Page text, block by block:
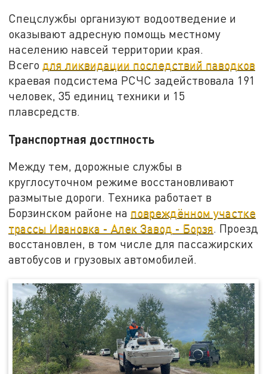
Спецслужбы организуют водоотведение и
оказывают адресную помощь местному
населению навсей территории края.
Всего для ликвидации последствий паводков
краевая подсистема РСЧС задействовала 191
человек, 35 единиц техники и 15
плавсредств.
Транспортная достпность
Между тем, дорожные службы в
круглосуточном режиме восстановливают
размытые дороги. Техника работает в
Борзинском районе на повреждённом участке
трассы Ивановка - Алек Завод - Борзя. Проезд
восстановлен, в том числе для пассажирских
автобусов и грузовых автомобилей.